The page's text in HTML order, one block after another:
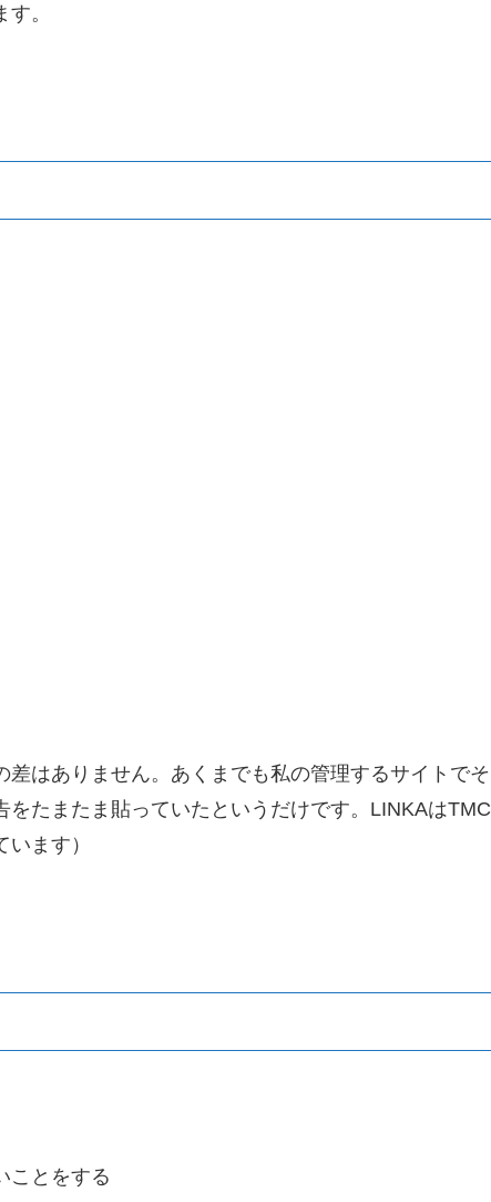
。
差はありません。あくまでも私の管理するサイトでそ
たまたま貼っていたというだけです。LINKAはTMC
ます）
ことをする